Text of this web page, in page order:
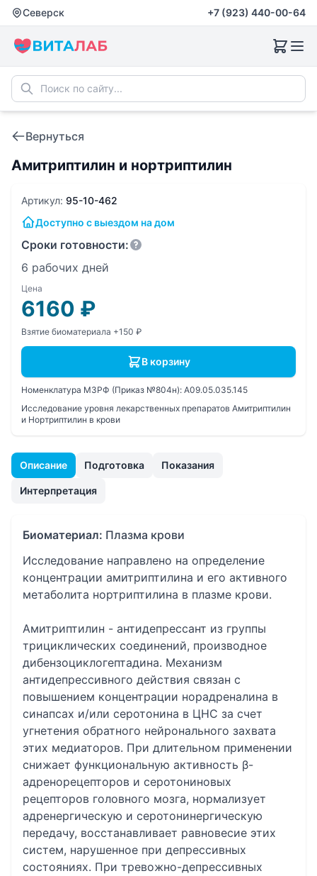
Северск +7 (923) 440-00-64
Вернуться
Амитриптилин и нортриптилин
Описание Подготовка Показания
Интерпретация
Биоматериал: Плазма крови
Исследование направлено на определение
концентрации амитриптилина и его активного
метаболита нортриптилина в плазме крови.
Амитриптилин - антидепрессант из группы
трициклических соединений, производное
дибензоциклогептадина. Механизм
антидепрессивного действия связан с
повышением концентрации норадреналина в
синапсах и/или серотонина в ЦНС за счет
угнетения обратного нейронального захвата
этих медиаторов. При длительном применении
снижает функциональную активность β-
адренорецепторов и серотониновых
рецепторов головного мозга, нормализует
адренергическую и серотонинергическую
передачу, восстанавливает равновесие этих
систем, нарушенное при депрессивных
состояниях. При тревожно-депрессивных
Артикул: 95-10-462
Доступно с выездом на дом
Сроки готовности:
6 рабочих дней
Цена
6160 ₽
Взятие биоматериала +150 ₽
В корзину
Номенклатура МЗРФ (Приказ №804н): A09.05.035.145
Исследование уровня лекарственных препаратов Амитриптилин
и Нортриптилин в крови